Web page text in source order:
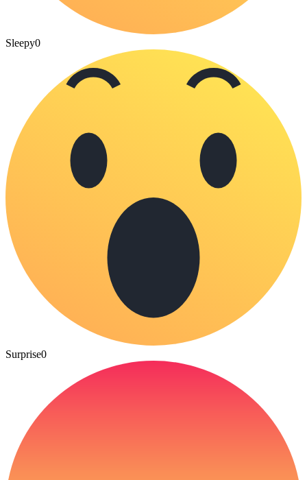
Sleepy0
Surprise0